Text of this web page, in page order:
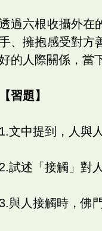
過六根收攝外在
、擁抱感受對方
的人際關係，當
【習題】
1.文中提到，人與
2.試述「接觸」對
3.與人接觸時，佛